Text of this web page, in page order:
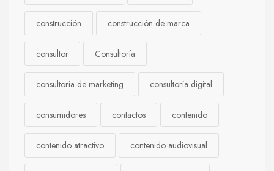
construcción construcción de marca
consultor Consultoría
consultoría de marketing consultoría digital
consumidores contactos contenido
contenido atractivo contenido audiovisual